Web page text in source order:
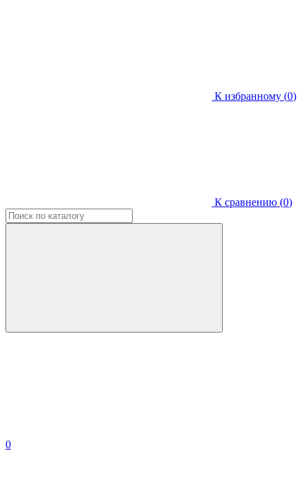
К избранному (0)
К сравнению (0)
0